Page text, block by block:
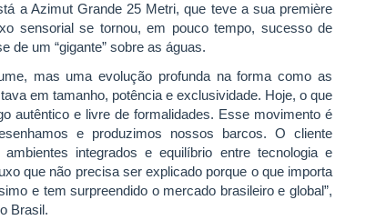
a Azimut Grande 25 Metri, que teve a sua première
sensorial se tornou, em pouco tempo, sucesso de
de um “gigante” sobre as águas.
mas uma evolução profunda na forma como as
em tamanho, potência e exclusividade. Hoje, o que
autêntico e livre de formalidades. Esse movimento é
e produzimos nossos barcos. O cliente
integrados e equilíbrio entre tecnologia e
que não precisa ser explicado porque o que importa
e tem surpreendido o mercado brasileiro e global”,
Brasil.